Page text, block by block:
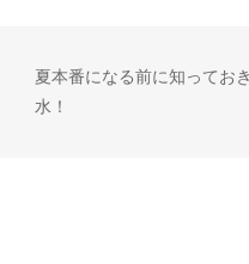
夏本番になる前に知ってお
水！